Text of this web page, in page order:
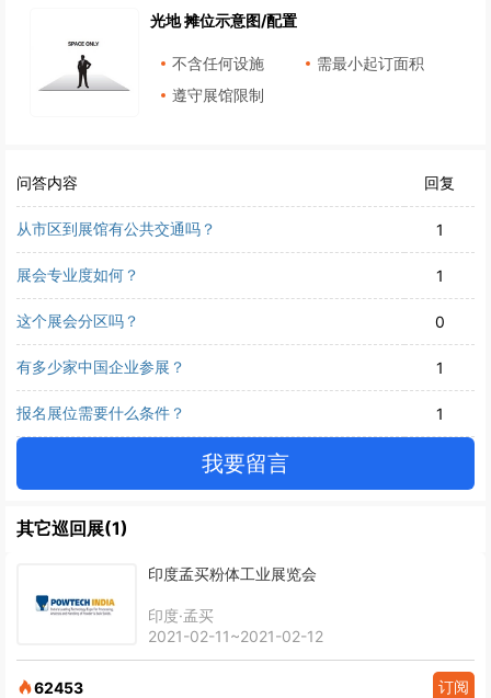
光地 摊位示意图/配置
不含任何设施
需最小起订面积
遵守展馆限制
问答内容 回复
从市区到展馆有公共交通吗？ 1
展会专业度如何？ 1
这个展会分区吗？ 0
有多少家中国企业参展？ 1
报名展位需要什么条件？ 1
我要留言
其它巡回展(1)
印度孟买粉体工业展览会
印度·孟买
2021-02-11~2021-02-12
62453 订阅